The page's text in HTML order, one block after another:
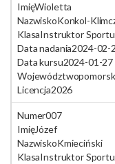
ImięWioletta
NazwiskoKonkol-
KlasaInstruktor Sportu
Data nadania2024-02-
Data kursu2024-01-27
Województwo
Licencja2026
Numer007
ImięJózef
NazwiskoKmieciński
KlasaInstruktor Sportu